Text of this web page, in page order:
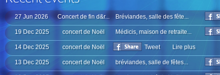
27 Jun 2026 Concert de fin d&r... Bréviandes, salle des fête...
19 Dec 2025 concert de Noël Médicis, maison de retraite...
14 Dec 2025 concert de Noël Tweet Lire plus
13 Dec 2025 concert de Noël bréviandes, salle de fêtes...